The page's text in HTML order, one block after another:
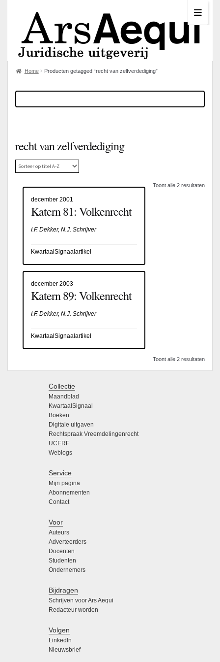
Home Producten getagged “recht van zelfverdediging”
recht van zelfverdediging
Toont alle 2 resultaten
december 2001
Katern 81: Volkenrecht
I.F. Dekker, N.J. Schrijver
KwartaalSignaalartikel
december 2003
Katern 89: Volkenrecht
I.F. Dekker, N.J. Schrijver
KwartaalSignaalartikel
Toont alle 2 resultaten
Collectie
Maandblad
KwartaalSignaal
Boeken
Digitale uitgaven
Rechtspraak Vreemdelingenrecht
UCERF
Weblogs
Service
Mijn pagina
Abonnementen
Contact
Voor
Auteurs
Adverteerders
Docenten
Studenten
Ondernemers
Bijdragen
Schrijven voor Ars Aequi
Redacteur worden
Volgen
LinkedIn
Nieuwsbrief